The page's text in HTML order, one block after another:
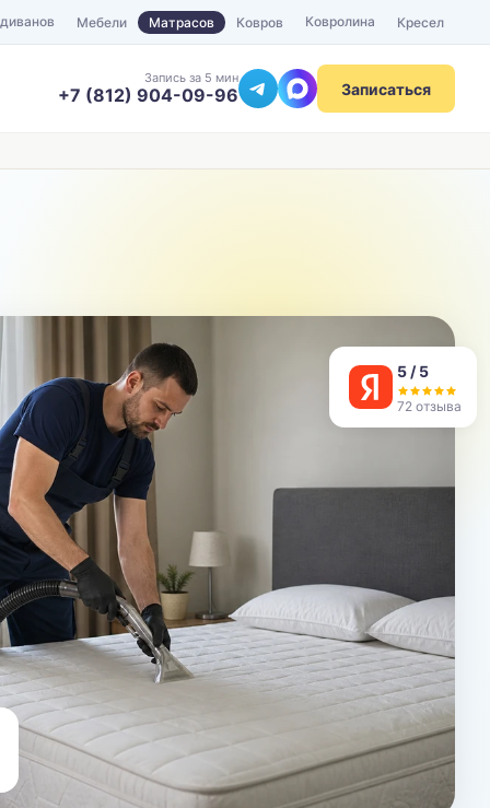
Мебели Матрасов Ковров Ковролина Кресел
Запись за 5 мин
+7 (812) 904-09-96 Записаться
5 / 5
72 отзыва